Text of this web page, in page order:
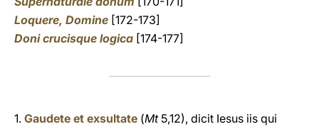
Loquere, Domine [172-173]
Doni crucisque logica [174-177]
1. Gaudete et exsultate (Mt5,12), dicit Iesus iis qui